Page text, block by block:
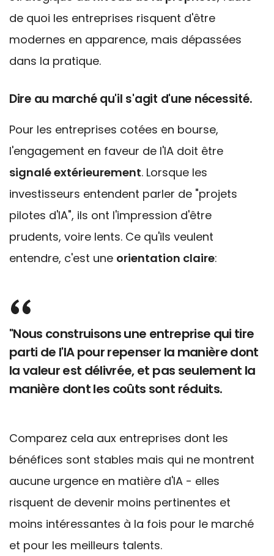
de quoi les entreprises risquent d'être
modernes en apparence, mais dépassées
dans la pratique.
Dire au marché qu'il s'agit d'une nécessité.
Pour les entreprises cotées en bourse,
l'engagement en faveur de l'IA doit être
signalé extérieurement. Lorsque les
investisseurs entendent parler de "projets
pilotes d'IA", ils ont l'impression d'être
prudents, voire lents. Ce qu'ils veulent
entendre, c'est une orientation claire:
"Nous construisons une entreprise qui tire
parti de l'IA pour repenser la manière dont
la valeur est délivrée, et pas seulement la
manière dont les coûts sont réduits.
Comparez cela aux entreprises dont les
bénéfices sont stables mais qui ne montrent
aucune urgence en matière d'IA - elles
risquent de devenir moins pertinentes et
moins intéressantes à la fois pour le marché
et pour les meilleurs talents.